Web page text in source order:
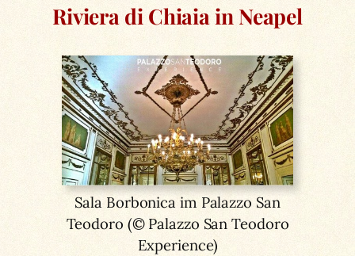
Riviera di Chiaia in Neapel
Sala Borbonica im Palazzo San
Teodoro (© Palazzo San Teodoro
Experience)